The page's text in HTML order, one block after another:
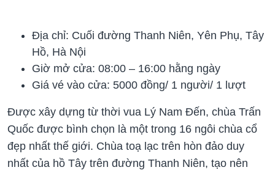
Địa chỉ: Cuối đường Thanh Niên, Yên Phụ, Tây
Hồ, Hà Nội
Giờ mở cửa: 08:00 – 16:00 hằng ngày
Giá vé vào cửa: 5000 đồng/ 1 người/ 1 lượt
Được xây dựng từ thời vua Lý Nam Đến, chùa Trấn
Quốc được bình chọn là một trong 16 ngôi chùa cổ
đẹp nhất thế giới. Chùa toạ lạc trên hòn đảo duy
nhất của hồ Tây trên đường Thanh Niên, tạo nên